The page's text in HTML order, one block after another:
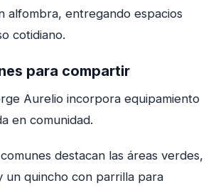
alfombra, entregando espacios
cotidiano.
para compartir
Aurelio incorpora equipamiento
en comunidad.
destacan las áreas verdes,
un quincho con parrilla para